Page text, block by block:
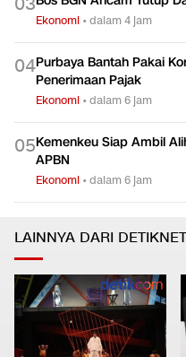
Ekonomi •dalam 4 jam
04Purbaya Bantah Pakai
Penerimaan Pajak
Ekonomi •dalam 6 jam
05Kemenkeu Siap Ambil
APBN
Ekonomi •dalam 6 jam
LAINNYA DARI